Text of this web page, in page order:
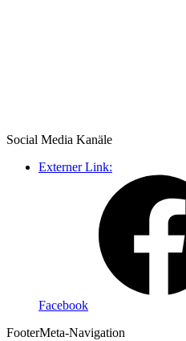
Social Media Kanäle
Externer Link:
Facebook
FooterMeta-Navigation